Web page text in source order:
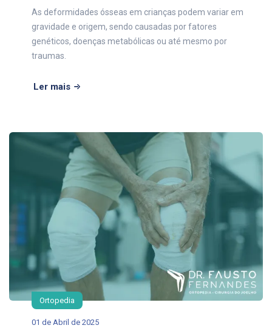
As deformidades ósseas em crianças podem variar em
gravidade e origem, sendo causadas por fatores
genéticos, doenças metabólicas ou até mesmo por
traumas.
Ler mais
Ortopedia
01 de Abril de 2025